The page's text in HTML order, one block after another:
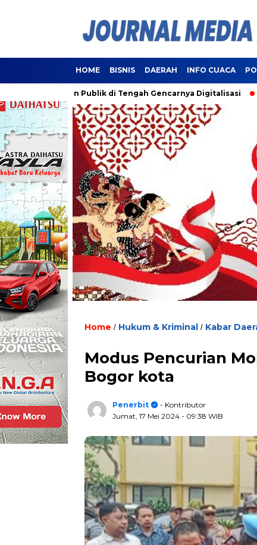
HOME BISNIS DAERAH INFO CUACA
Publik di Tengah Gencarnya Digitalisasi Lampung
Home / Hukum & Kriminal / Kabar
Modus Pencurian
Bogor kota
Penerbit
- Kontributor
Jumat, 17 Mei 2024 - 09:38 WIB